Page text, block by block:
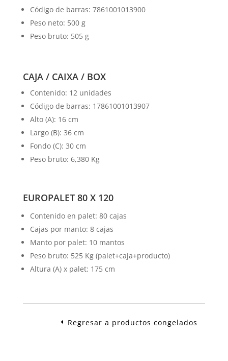
Código de barras: 7861001013900
Peso neto: 500 g
Peso bruto: 505 g
CAJA / CAIXA / BOX
Contenido: 12 unidades
Código de barras: 17861001013907
Alto (A): 16 cm
Largo (B): 36 cm
Fondo (C): 30 cm
Peso bruto: 6,380 Kg
EUROPALET 80 X 120
Contenido en palet: 80 cajas
Cajas por manto: 8 cajas
Manto por palet: 10 mantos
Peso bruto: 525 Kg (palet+caja+producto)
Altura (A) x palet: 175 cm
Regresar a productos congelados